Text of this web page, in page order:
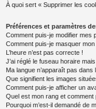
À quoi sert « Supprimer les
Préférences et paramètres
Comment puis-je modifier mes
Comment puis-je masquer
L’heure n’est pas correcte !
J’ai réglé le fuseau horaire
Ma langue n’apparaît pas dans
Que signifient les images
Comment puis-je afficher un
Quel est mon rang et comment
Pourquoi m’est-il demandé de